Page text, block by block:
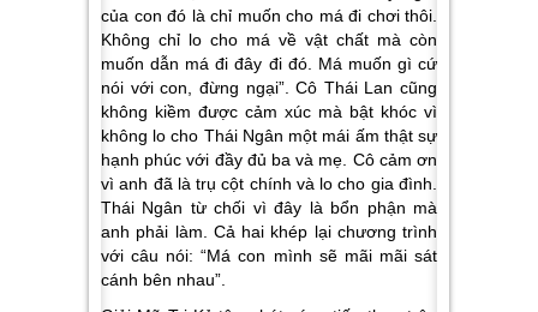
của con đó là chỉ muốn cho má đi chơi thôi.
Không chỉ lo cho má về vật chất mà còn
muốn dẫn má đi đây đi đó. Má muốn gì cứ
nói với con, đừng ngại”. Cô Thái Lan cũng
không kiềm được cảm xúc mà bật khóc vì
không lo cho Thái Ngân một mái ấm thật sự
hạnh phúc với đầy đủ ba và mẹ. Cô cảm ơn
vì anh đã là trụ cột chính và lo cho gia đình.
Thái Ngân từ chối vì đây là bổn phận mà
anh phải làm. Cả hai khép lại chương trình
với câu nói:“Má con mình sẽ mãi mãi sát
cánh bên nhau”